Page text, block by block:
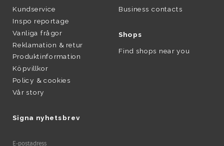
Kundservice
Inspo reportage
Vanliga frågor
Reklamation & retur
Produktinformation
Köpvillkor
Policy & cookies
Vår story
Signa nyhetsbrev
Business contacts
Shops
Find shops near you